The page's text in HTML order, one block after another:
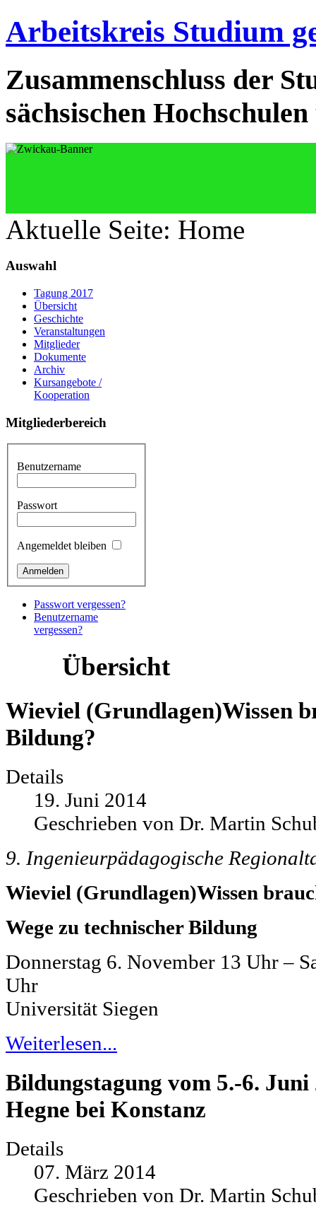
Arbeitskreis Studium
Zusammenschluss der
sächsischen
Aktuelle Seite: Home
Auswahl
Tagung 2017
Übersicht
Geschichte
Veranstaltungen
Mitglieder
Dokumente
Archiv
Kursangebote /
Kooperation
Mitgliederbereich
Benutzername
Passwort
Angemeldet bleiben
Passwort vergessen?
Benutzername
vergessen?
Übersicht
Wieviel (Grundlagen)Wissen
Bildung?
Details
19. Juni 2014
Geschrieben von Dr. Martin
9. Ingenieurpädagogische
Wieviel (Grundlagen)Wissen
Wege zu technischer Bildung
Donnerstag 6. November 13 Uhr –
Uhr
Universität Siegen
Weiterlesen...
Bildungstagung vom 5.-6.
Hegne bei Konstanz
Details
07. März 2014
Geschrieben von Dr. Martin